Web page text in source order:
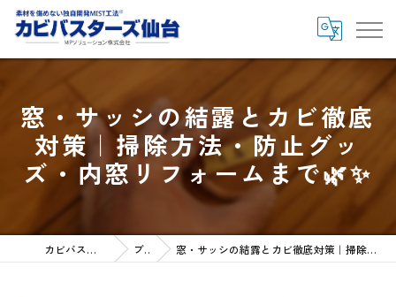
窓・サッシの結露とカビ徹底
対策｜掃除方法・防止グッ
ズ・内窓リフォームまで🌿✨
カビバスターズ仙台HOME ブログ 窓・サッシの結露とカビ徹底対策｜掃除方法・防止グッズ・内窓リフォームまで🌿✨